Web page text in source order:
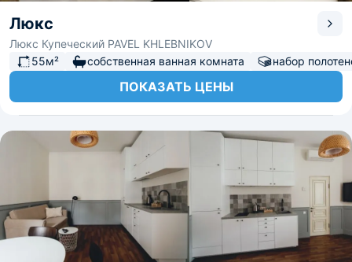
Люкс
Люкс Купеческий PAVEL KHLEBNIKOV
55м²
собственная ванная комната набор
ПОКАЗАТЬ ЦЕНЫ